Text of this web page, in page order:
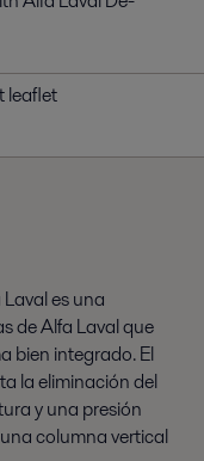
leaflet
es una
de Alfa Laval que
bien integrado. El
la eliminación del
y una presión
columna vertical